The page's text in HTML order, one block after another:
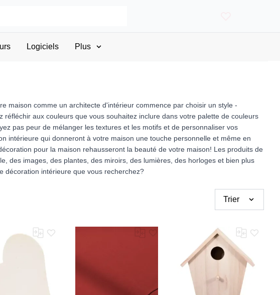
Logiciels Plus
maison comme un architecte d'intérieur commence par choisir un style -
aux couleurs que vous souhaitez inclure dans votre palette de couleurs
pas peur de mélanger les textures et les motifs et de personnaliser vos
intérieure qui donneront à votre maison une touche personnelle et même en
pour la maison rehausseront la beauté de votre maison! Les produits de
des images, des plantes, des miroirs, des lumières, des horloges et bien plus
décoration intérieure que vous recherchez?
Trier